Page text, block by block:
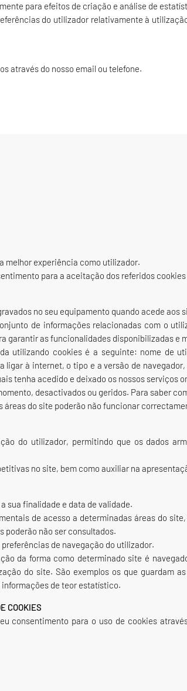
para efeitos de criação e análise de
do utilizador relativamente à
através do nosso email ou telefone.
melhor experiência como utilizador.
para a aceitação dos referidos
no seu equipamento quando acede aos
de informações relacionadas com o
garantir as funcionalidades disponibilizadas e
utilizando cookies é a seguinte: nome de
ligar à internet, o tipo e a versão de
tenha acedido e deixado os nossos serviços
desactivados ou geridos. Para saber
do site poderão não funcionar
do utilizador, permitindo que os dados
no site, bem como auxiliar na
sua finalidade e data de validade.
de acesso a determinadas áreas do
poderão não ser consultados.
de navegação do utilizador.
da forma como determinado site é
do site. São exemplos os que guardam
de teor estatístico.
COOKIES
consentimento para o uso de cookies